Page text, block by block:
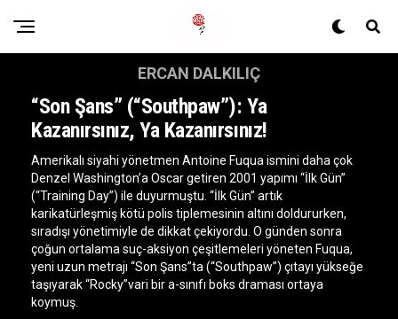
ERCAN DALKILIÇ
“Son Şans” (“Southpaw”): Ya
Kazanırsınız, Ya Kazanırsınız!
Amerikalı siyahi yönetmen Antoine Fuqua ismini daha çok
Denzel Washington’a Oscar getiren 2001 yapımı “İlk Gün”
(“Training Day”) ile duyurmuştu. “İlk Gün” artık
karikatürleşmiş kötü polis tiplemesinin altını doldururken,
sıradışı yönetimiyle de dikkat çekiyordu. O günden sonra
çoğun ortalama suç-aksiyon çeşitlemeleri yöneten Fuqua,
yeni uzun metrajı “Son Şans”ta (“Southpaw”) çıtayı yükseğe
taşıyarak “Rocky”vari bir a-sınıfı boks draması ortaya
koymuş.